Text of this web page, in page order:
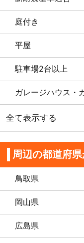
庭付き
平屋
駐車場2台以上
ガレージハウス・
全て表示する
周辺の都道府
鳥取県
岡山県
広島県